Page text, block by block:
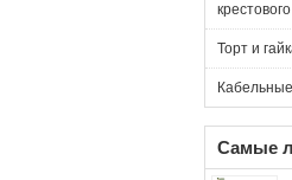
Торт и
Самые